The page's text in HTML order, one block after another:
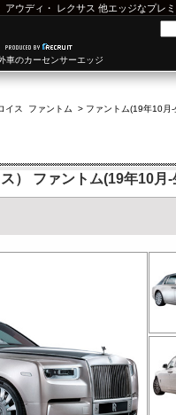
アウディ ・ レクサス 他エッジなプレ
車のカーセンサーエッジ
イス ファントム > ファントム(19年10月
） ファントム(19年10月-